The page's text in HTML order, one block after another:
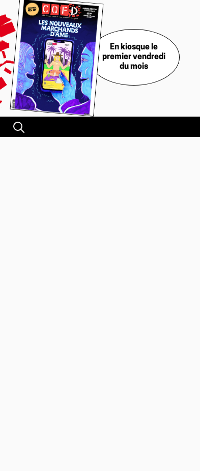
En kiosque le
premier vendredi
du mois